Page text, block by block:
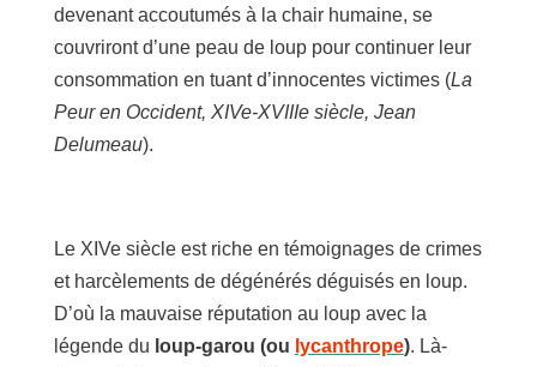
devenant accoutumés à la chair humaine, se
couvriront d’une peau de loup pour continuer leur
consommation en tuant d’innocentes victimes (La
Peur en Occident, XIVe-XVIIIe siècle, Jean
Delumeau).
Le XIVe siècle est riche en témoignages de crimes
et harcèlements de dégénérés déguisés en loup.
D’où la mauvaise réputation au loup avec la
légende du loup-garou (ou lycanthrope). Là-